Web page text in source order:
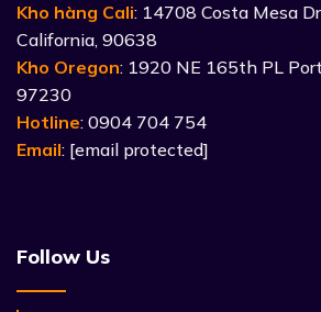
Kho hàng Cali: 14708 Costa Mesa
California, 90638
Kho Oregon: 1920 NE 165th PL
97230
Hotline: 0904 704 754
Email: [email protected]
Follow Us